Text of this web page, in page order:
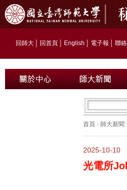
回師大 回首頁 English 電子報 聯
首頁 › 師大新聞
2025-10-10
光電所